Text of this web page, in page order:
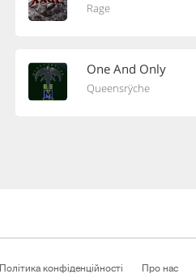
Rage
One And Only
Queensrÿche
Політика конфіденційності Про нас